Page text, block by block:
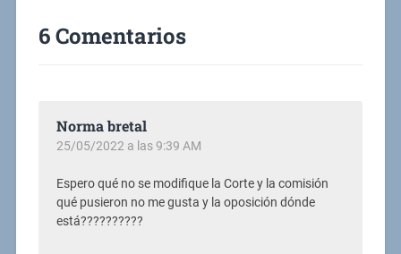
6 Comentarios
Norma bretal
25/05/2022 a las 9:39 AM
Espero qué no se modifique la Corte y la comisión
qué pusieron no me gusta y la oposición dónde
está??????????